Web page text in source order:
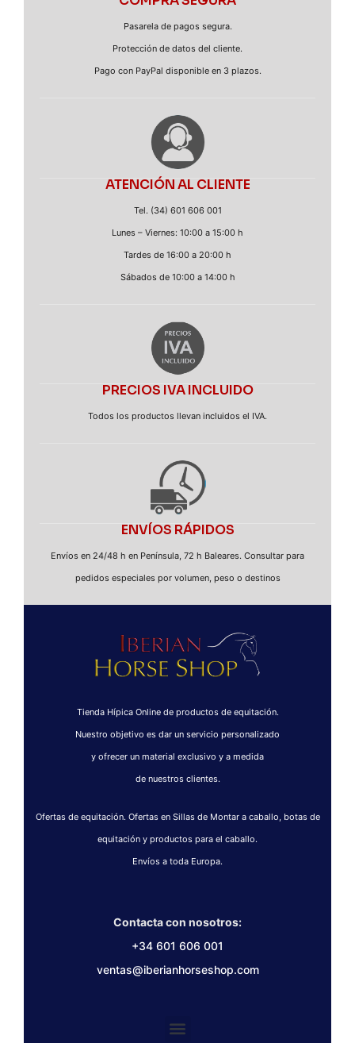
Pasarela de pagos segura.
Protección de datos del cliente.
Pago con PayPal disponible en 3 plazos.
ATENCIÓN AL CLIENTE
Tel. (34) 601 606 001
Lunes – Viernes: 10:00 a 15:00 h
Tardes de 16:00 a 20:00 h
Sábados de 10:00 a 14:00 h
PRECIOS IVA INCLUIDO
Todos los productos llevan incluidos el IVA.
ENVÍOS RÁPIDOS
Envíos en 24/48 h en Península, 72 h Baleares. Consultar para
pedidos especiales por volumen, peso o destinos
Tienda Hípica Online de productos de equitación.
Nuestro objetivo es dar un servicio personalizado
y ofrecer un material exclusivo y a medida
de nuestros clientes.
Ofertas de equitación. Ofertas en Sillas de Montar a caballo, botas de
equitación y productos para el caballo.
Envíos a toda Europa.
Contacta con nosotros:
+34 601 606 001
ventas@iberianhorseshop.com